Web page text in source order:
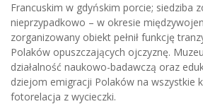
Francuskim w gdyńskim porcie; siedziba
nieprzypadkowo – w okresie
zorganizowany obiekt pełnił funkcję
Polaków opuszczających ojczyznę.
działalność naukowo-badawczą oraz
dziejom emigracji Polaków na wszystkie
fotorelacja z wycieczki.